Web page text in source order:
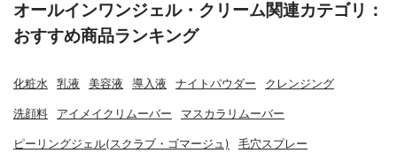
オールインワンジェル・クリーム関連カテゴリ：
おすすめ商品ランキング
化粧水 乳液 美容液 導入液 ナイトパウダー クレンジング
洗顔料 アイメイクリムーバー マスカラリムーバー
ピーリングジェル(スクラブ・ゴマージュ) 毛穴スプレー